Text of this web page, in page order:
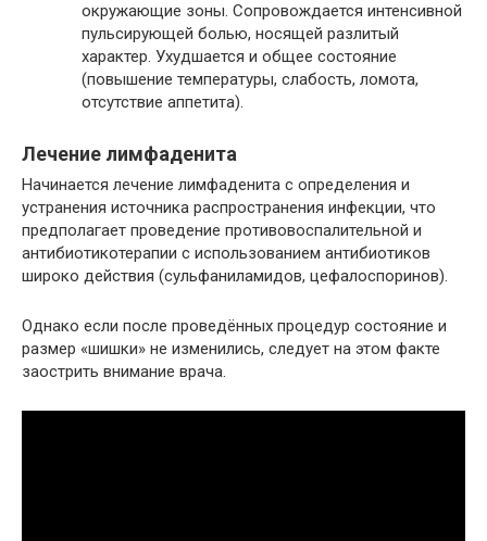
окружающие зоны. Сопровождается интенсивной
пульсирующей болью, носящей разлитый
характер. Ухудшается и общее состояние
(повышение температуры, слабость, ломота,
отсутствие аппетита).
Лечение лимфаденита
Начинается лечение лимфаденита с определения и
устранения источника распространения инфекции, что
предполагает проведение противовоспалительной и
антибиотикотерапии с использованием антибиотиков
широко действия (сульфаниламидов, цефалоспоринов).
Однако если после проведённых процедур состояние и
размер «шишки» не изменились, следует на этом факте
заострить внимание врача.